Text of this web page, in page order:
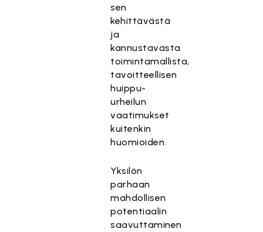
sen
kehittävästä
ja
kannustavasta
toimintamallista,
tavoitteellisen
huippu-
urheilun
vaatimukset
kuitenkin
huomioiden.
Yksilön
parhaan
mahdollisen
potentiaalin
saavuttaminen